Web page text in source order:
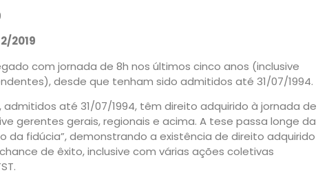
2019
com jornada de 8h nos últimos cinco anos (inclusive
desde que tenham sido admitidos até 31/07/1994.
admitidos até 31/07/1994, têm direito adquirido à jornada de
gerentes gerais, regionais e acima. A tese passa longe da
da fidúcia”, demonstrando a existência de direito adquirido
de êxito, inclusive com várias ações coletivas